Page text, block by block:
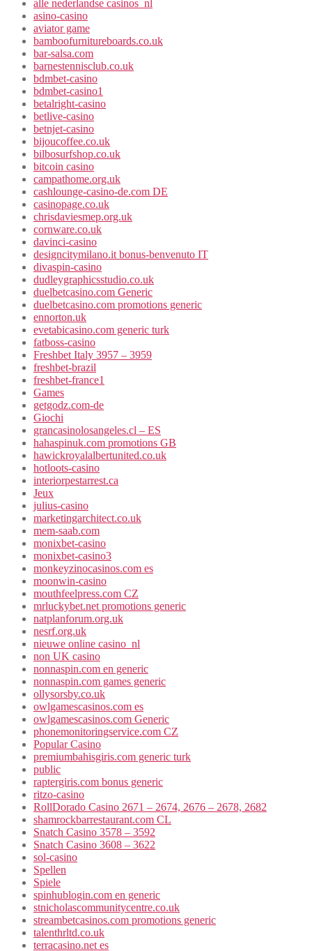
alle nederlandse casinos_nl
asino-casino
aviator game
bamboofurnitureboards.co.uk
bar-salsa.com
barnestennisclub.co.uk
bdmbet-casino
bdmbet-casino1
betalright-casino
betlive-casino
betnjet-casino
bijoucoffee.co.uk
bilbosurfshop.co.uk
bitcoin casino
campathome.org.uk
cashlounge-casino-de.com DE
casinopage.co.uk
chrisdaviesmep.org.uk
cornware.co.uk
davinci-casino
designcitymilano.it bonus-benvenuto IT
divaspin-casino
dudleygraphicsstudio.co.uk
duelbetcasino.com Generic
duelbetcasino.com promotions generic
ennorton.uk
evetabicasino.com generic turk
fatboss-casino
Freshbet Italy 3957 – 3959
freshbet-brazil
freshbet-france1
Games
getgodz.com-de
Giochi
grancasinolosangeles.cl – ES
hahaspinuk.com promotions GB
hawickroyalalbertunited.co.uk
hotloots-casino
interiorpestarrest.ca
Jeux
julius-casino
marketingarchitect.co.uk
mem-saab.com
monixbet-casino
monixbet-casino3
monkeyzinocasinos.com es
moonwin-casino
mouthfeelpress.com CZ
mrluckybet.net promotions generic
natplanforum.org.uk
nesrf.org.uk
nieuwe online casino_nl
non UK casino
nonnaspin.com en generic
nonnaspin.com games generic
ollysorsby.co.uk
owlgamescasinos.com es
owlgamescasinos.com Generic
phonemonitoringservice.com CZ
Popular Casino
premiumbahisgiris.com generic turk
public
raptergiris.com bonus generic
ritzo-casino
RollDorado Casino 2671 – 2674, 2676 – 2678, 2682
shamrockbarrestaurant.com CL
Snatch Casino 3578 – 3592
Snatch Casino 3608 – 3622
sol-casino
Spellen
Spiele
spinhublogin.com en generic
stnicholascommunitycentre.co.uk
streambetcasinos.com promotions generic
talenthrltd.co.uk
terracasino.net es